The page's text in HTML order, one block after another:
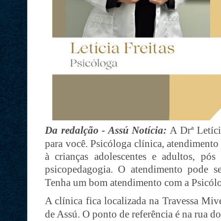
Da redalção - Assú Notícia: A Drª
para você. Psicóloga clínica,
à crianças adolescentes e adultos,
psicopedagogia. O atendimento pode
Tenha um bom atendimento com a
A clínica fica localizada na Travessa
de Assú. O ponto de referência é na rua